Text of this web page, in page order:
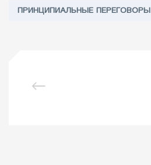
ПРИНЦИПИАЛЬНЫЕ ПЕРЕГОВОРЫ